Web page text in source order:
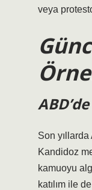
veya
Son
Kandidoz
kamuoyu
katılım ile